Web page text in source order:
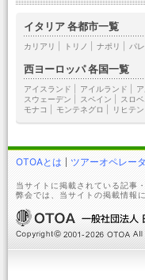
イタリア 各都市一覧
カリアリ トリノ ナポリ パ
西ヨーロッパ 各国一覧
アイスランド アイルランド
スウェーデン
スペイン スロ
モナコ
モンテネグロ リヒテ
OTOAとは ツアーオペレー
当サイトに掲載されている記事
弊会では、当サイトの掲載情報